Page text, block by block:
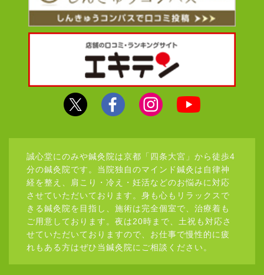
誠心堂にのみや鍼灸院は京都「四条大宮」から徒歩4
分の鍼灸院です。当院独自のマインド鍼灸は自律神
経を整え、肩こり・冷え・妊活などのお悩みに対応
させていただいております。身も心もリラックスで
きる鍼灸院を目指し、施術は完全個室で、治療着も
ご用意しております。夜は20時まで、土祝も対応さ
せていただいておりますので、お仕事で慢性的に疲
れもある方はぜひ当鍼灸院にご相談ください。